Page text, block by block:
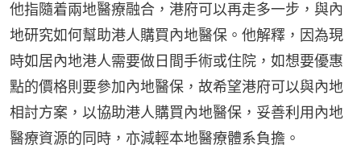
他指隨着兩地醫療融合，港府可以再走多一步，與內
地研究如何幫助港人購買內地醫保。他解釋，因為現
時如居內地港人需要做日間手術或住院，如想要優惠
點的價格則要參加內地醫保，故希望港府可以與內地
相討方案，以協助港人購買內地醫保，妥善利用內地
醫療資源的同時，亦減輕本地醫療體系負擔。